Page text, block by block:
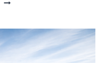
ΚΑΙ
ΕΚΠΑΊΔΕΥΣΗΣ